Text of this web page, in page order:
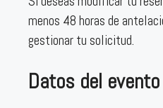
menos 48 horas de
gestionar tu solicitud.
Datos del evento